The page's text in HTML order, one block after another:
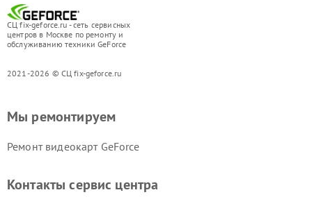
СЦ fix-geforce.ru - сеть сервисных
центров в Москве по ремонту и
обслуживанию техники GeForce
2021-2026 © СЦ fix-geforce.ru
Мы ремонтируем
Ремонт видеокарт GeForce
Контакты сервис центра